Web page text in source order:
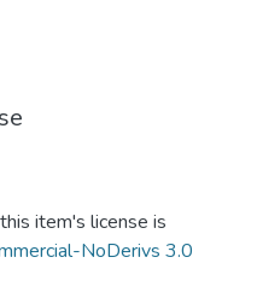
item's license is
NoDerivs 3.0